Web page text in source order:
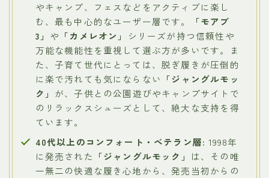
やキャンプ、フェスなどをアクティブに楽し
む、最も中心的なユーザー層です。
「モアブ
3」 や 「カメレオン」
シリーズが持つ信頼性や
万能な機能性を重視して選ぶ方が多いです。ま
た、子育て世代にとっては、脱ぎ履きが圧倒的
に楽で汚れても気にならない 「ジャングルモッ
ク」 が、子供との公園遊びやキャンプサイトで
のリラックスシューズとして、絶大な支持を得
ています。
40代以上のコンフォート・ベテラン層: 1998年
に発売された 「ジャングルモック」
は、その唯
一無二の快適な履き心地から、発売当初からの